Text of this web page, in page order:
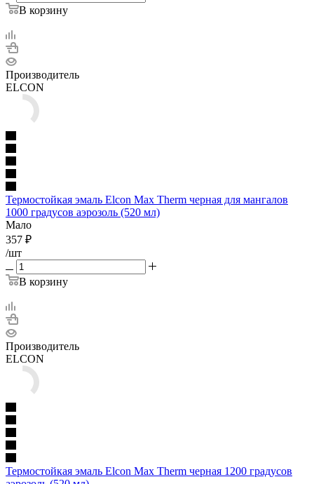
В корзину
Производитель
ELCON
Термостойкая эмаль Elcon Max Therm черная для мангалов
1000 градусов аэрозоль (520 мл)
Мало
357 ₽
/шт
В корзину
Производитель
ELCON
Термостойкая эмаль Elcon Max Therm черная 1200 градусов